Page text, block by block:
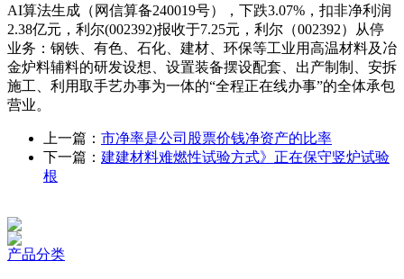
AI算法生成（网信算备240019号），下跌3.07%，扣非净利润
2.38亿元，利尔(002392)报收于7.25元，利尔（002392）从停
业务：钢铁、有色、石化、建材、环保等工业用高温材料及冶
金炉料辅料的研发设想、设置装备摆设配套、出产制制、安拆
施工、利用取手艺办事为一体的“全程正在线办事”的全体承包
营业。
上一篇： 市净率是公司股票价钱净资产的比率
下一篇： 建建材料难燃性试验方式》正在保守竖炉试验
根
产品分类